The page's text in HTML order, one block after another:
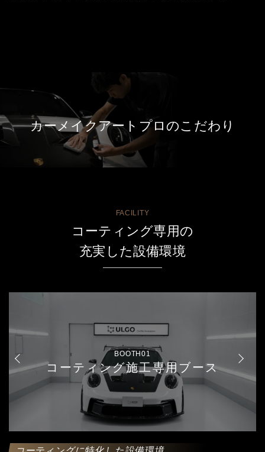
カーメイクアートプロのこだわり
FACILITY
コーティング専用の
充実した設備環境
BOOTH01
コーティング施工専用ブース